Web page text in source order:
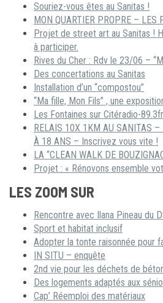
Souriez-vous êtes au Sanitas !
MON QUARTIER PROPRE – LES
Projet de street art au Sanitas !
à participer.
Rives du Cher : Rdv le 23/06 –
Des concertations au Sanitas
Installation d’un “compostou”
“Ma fille, Mon Fils” , une
Les Fontaines sur Citéradio-
RELAIS 10X 1KM AU SANITAS –
À 18 ANS – Inscrivez vous vite !
LA “CLEAN WALK DE
Projet : « Rénovons ensemble
LES ZOOM SUR
Rencontre avec Ilana Pineau du
Sport et habitat inclusif
Adopter la tonte raisonnée pour
IN SITU – enquête
2nd vie pour les déchets de
Des logements adaptés aux
Cap’ Réemploi des matériaux